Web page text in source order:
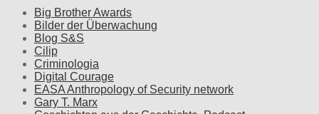
Big Brother Awards
Bilder der Überwachung
Blog S&S
Cilip
Criminologia
Digital Courage
EASA Anthropology of Security network
Gary T. Marx